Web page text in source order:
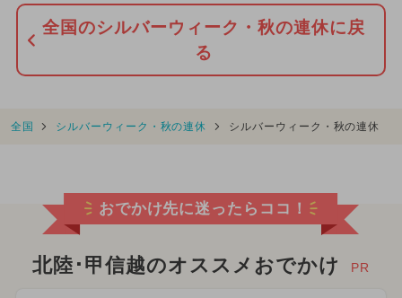
全国のシルバーウィーク・秋の連休に戻
る
全国 シルバーウィーク・秋の連休 シルバーウィーク・秋の連休
おでかけ先に迷ったらココ！
北陸･甲信越のオススメおでかけ PR